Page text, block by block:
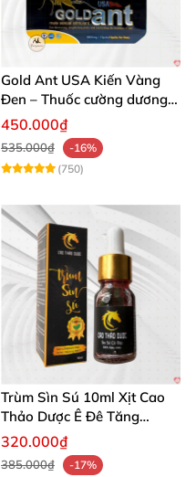
Gold Ant USA Kiến Vàng
Đen – Thuốc cường dương
tăng sinh lý nam mạnh
450.000₫
535.000₫
-16%
(750)
Trùm Sìn Sú 10ml Xịt Cao
Thảo Dược Ê Đê Tăng
Cường Sinh Lý
320.000₫
385.000₫
-17%